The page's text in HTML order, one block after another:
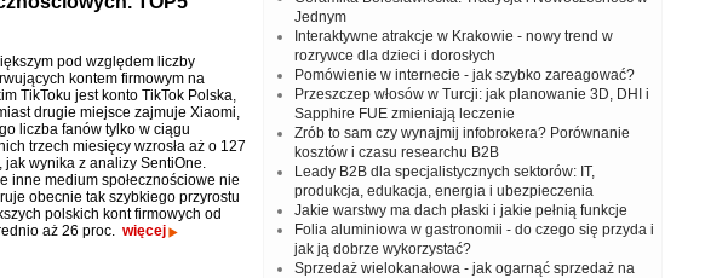
pod względem liczby
kontem firmowym na
TikToku jest konto TikTok Polska,
drugie miejsce zajmuje Xiaomi,
liczba fanów tylko w ciągu
trzech miesięcy wzrosła aż o 127
jak wynika z analizy SentiOne.
inne medium społecznościowe nie
obecnie tak szybkiego przyrostu
polskich kont firmowych od
aż 26 proc. więcej
Jednym
Interaktywne atrakcje w Krakowie - nowy trend w
rozrywce dla dzieci i dorosłych
Pomówienie w internecie - jak szybko zareagować?
Przeszczep włosów w Turcji: jak planowanie 3D, DHI i
Sapphire FUE zmieniają leczenie
Zrób to sam czy wynajmij infobrokera? Porównanie
kosztów i czasu researchu B2B
Leady B2B dla specjalistycznych sektorów: IT,
produkcja, edukacja, energia i ubezpieczenia
Jakie warstwy ma dach płaski i jakie pełnią funkcje
Folia aluminiowa w gastronomii - do czego się przyda i
jak ją dobrze wykorzystać?
Sprzedaż wielokanałowa - jak ogarnąć sprzedaż na